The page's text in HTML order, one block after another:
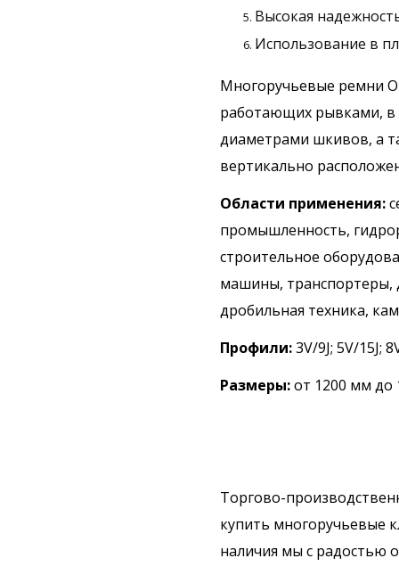
Высокая
Использование в
Многоручьевые ремни
работающих рывками, в
диаметрами шкивов, а
вертикально
Области применения:
промышленность,
строительное
машины,
дробильная техника,
Профили:3V/9J; 5V/15J;
Размеры:от 1200 мм до
Торгово-
купить многоручьевые
наличия мы с радостью